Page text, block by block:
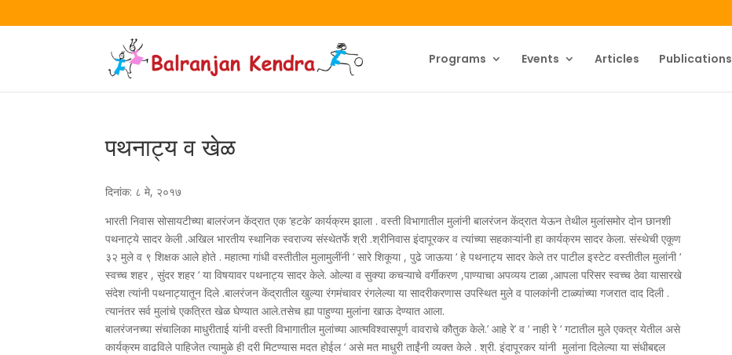
Programs Events Articles Publications
पथनाट्य व खेळ
दिनांक: ८ मे, २०१७
भारती निवास सोसायटीच्या बालरंजन केंद्रात एक ‘हटके’ कार्यक्रम झाला . वस्ती विभागातील मुलांनी बालरंजन केंद्रात येऊन तेथील मुलांसमोर दोन छानशी
पथनाट्ये सादर केली .अखिल भारतीय स्थानिक स्वराज्य संस्थेतर्फे श्री .श्रीनिवास इंदापूरकर व त्यांच्या सहकाऱ्यांनी हा कार्यक्रम सादर केला. संस्थेची एकूण
३२ मुले व ९ शिक्षक आले होते . महात्मा गांधी वस्तीतील मुलामुलींनी ‘ सारे शिकूया , पुढे जाऊया ‘ हे पथनाट्य सादर केले तर पाटील इस्टेट वस्तीतील मुलांनी ‘
स्वच्च शहर , सुंदर शहर ‘ या विषयावर पथनाट्य सादर केले. ओल्या व सुक्या कचऱ्याचे वर्गीकरण ,पाण्याचा अपव्यय टाळा ,आपला परिसर स्वच्च ठेवा यासारखे
संदेश त्यांनी पथनाट्यातून दिले .बालरंजन केंद्रातील खुल्या रंगमंचावर रंगलेल्या या सादरीकरणास उपस्थित मुले व पालकांनी टाळ्यांच्या गजरात दाद दिली .
त्यानंतर सर्व मुलांचे एकत्रित खेळ घेण्यात आले.तसेच ह्या पाहुण्या मुलांना खाऊ देण्यात आला.
बालरंजनच्या संचालिका माधुरीताई यांनी वस्ती विभागातील मुलांच्या आत्मविश्वासपूर्ण वावराचे कौतुक केले.’ आहे रे’ व ‘ नाही रे ‘ गटातील मुले एकत्र येतील असे
कार्यक्रम वाढविले पाहिजेत त्यामुळे ही दरी मिटण्यास मदत होईल ‘ असे मत माधुरी ताईंनी व्यक्त केले . श्री. इंदापूरकर यांनी मुलांना दिलेल्या या संधीबद्दल